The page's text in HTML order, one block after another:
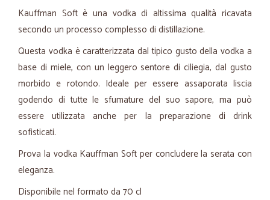
Kauffman Soft è una vodka di altissima qualità ricavata
secondo un processo complesso di distillazione.
Questa vodka è caratterizzata dal tipico gusto della vodka a
base di miele, con un leggero sentore di ciliegia, dal gusto
morbido e rotondo. Ideale per essere assaporata liscia
godendo di tutte le sfumature del suo sapore, ma può
essere utilizzata anche per la preparazione di drink
sofisticati.
Prova la vodka Kauffman Soft per concludere la serata con
eleganza.
Disponibile nel formato da 70 cl